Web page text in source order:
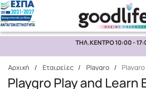
Αναζήτηση
ΤΗΛ.ΚΕΝΤΡΟ 10:00 -
Αρχική / Εταιρείες / Playgro /
Playgro Play and Learn